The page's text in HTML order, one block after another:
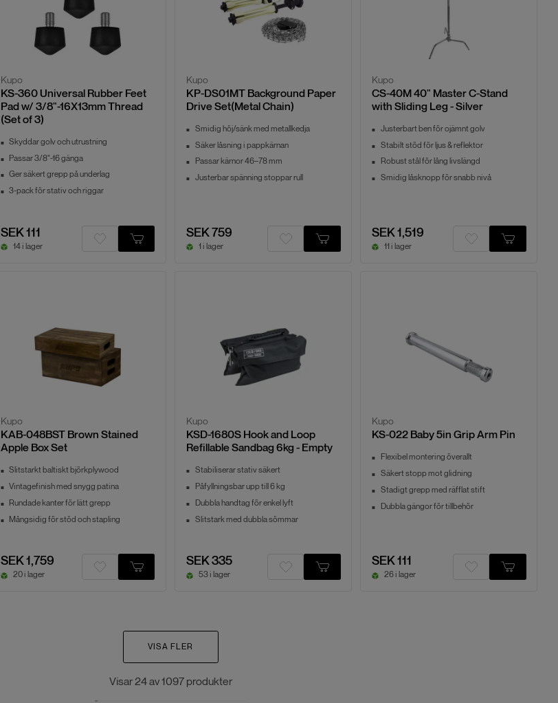
Kupo
KS-360 Universal Rubber Feet
Pad w/ 3/8"-16X13mm Thread
(Set of 3)
Skyddar golv och utrustning
Passar 3/8"-16 gänga
Ger säkert grepp på underlag
3-pack för stativ och riggar
SEK 111
14 i lager
Kupo
KP-DS01MT Background Paper
Drive Set(Metal Chain)
Smidig höj/sänk med metallkedja
Säker låsning i pappkärnan
Passar kärnor 46–78 mm
Justerbar spänning stoppar rull
SEK 759
1 i lager
Kupo
CS-40M 40" Master C-Stand
with Sliding Leg - Silver
Justerbart ben för ojämnt golv
Stabilt stöd för ljus & reflektor
Robust stål för lång livslängd
Smidig låsknopp för snabb nivå
SEK 1,519
11 i lager
Kupo
KAB-048BST Brown Stained
Apple Box Set
Slitstarkt baltiskt björkplywood
Vintagefinish med snygg patina
Rundade kanter för lätt grepp
Mångsidig för stöd och stapling
SEK 1,759
20 i lager
Kupo
KSD-1680S Hook and Loop
Refillable Sandbag 6kg - Empty
Stabiliserar stativ säkert
Påfyllningsbar upp till 6 kg
Dubbla handtag för enkel lyft
Slitstark med dubbla sömmar
SEK 335
53 i lager
Kupo
KS-022 Baby 5in Grip Arm Pin
Flexibel montering överallt
Säkert stopp mot glidning
Stadigt grepp med räfflat stift
Dubbla gängor för tillbehör
SEK 111
26 i lager
VISA FLER
Visar24av1097 produkter